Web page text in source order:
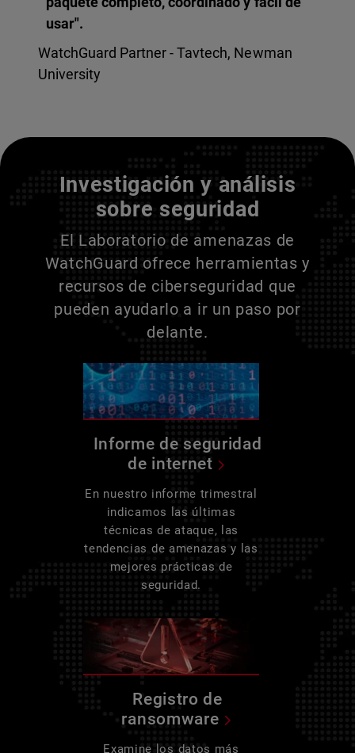
usar".
WatchGuard Partner - Tavtech, Newman
University
Investigación y análisis
sobre seguridad
El Laboratorio de amenazas de
WatchGuard ofrece herramientas y
recursos de ciberseguridad que
pueden ayudarlo a ir un paso por
delante.
Informe de seguridad
de internet
En nuestro informe trimestral
indicamos las últimas
técnicas de ataque, las
tendencias de amenazas y las
mejores prácticas de
seguridad.
Registro de
ransomware
Examine los datos más